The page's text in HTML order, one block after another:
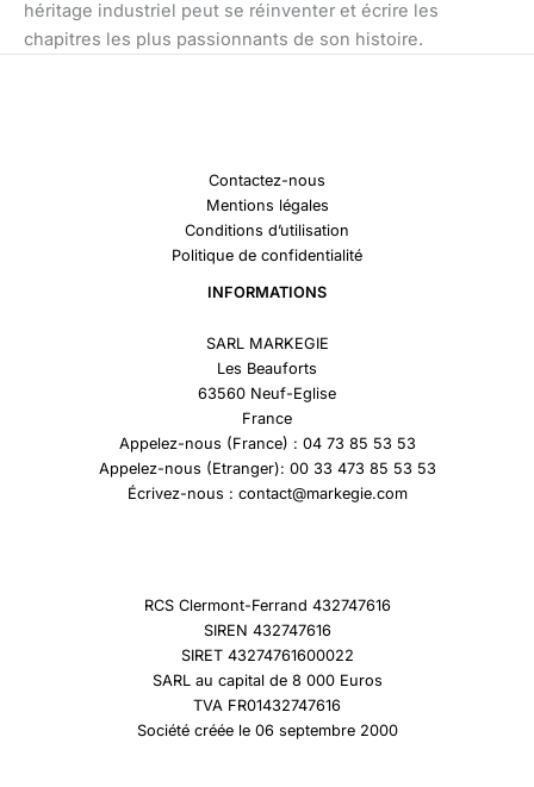
héritage industriel peut se réinventer et écrire les
chapitres les plus passionnants de son histoire.
Contactez-nous
Mentions légales
Conditions d’utilisation
Politique de confidentialité
INFORMATIONS
SARL MARKEGIE
Les Beauforts
63560 Neuf-Eglise
France
Appelez-nous (France) : 04 73 85 53 53
Appelez-nous (Etranger): 00 33 473 85 53 53
Écrivez-nous : contact@markegie.com
RCS Clermont-Ferrand 432747616
SIREN 432747616
SIRET 43274761600022
SARL au capital de 8 000 Euros
TVA FR01432747616
Société créée le 06 septembre 2000